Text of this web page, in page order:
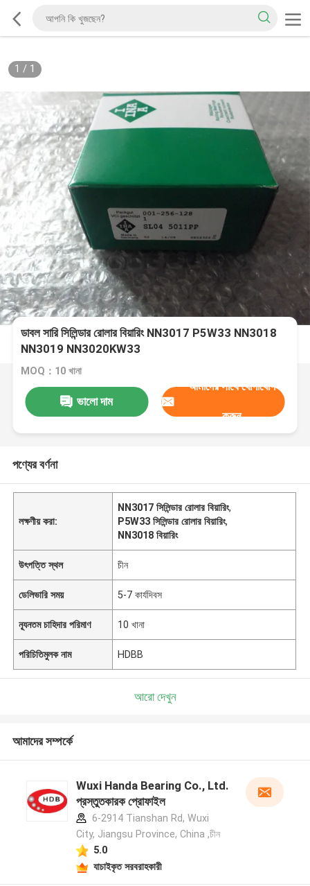
1 / 1
ডাবল সারি সিলিন্ডার রোলার বিয়ারিং NN3017 P5W33 NN3018
NN3019 NN3020KW33
MOQ：10 খানা
ভালো দাম
আমাদের সাথে যোগাযোগ
করুন
পণ্যের বর্ণনা
লক্ষণীয় করা:
NN3017 সিলিন্ডার রোলার বিয়ারিং,
P5W33 সিলিন্ডার রোলার বিয়ারিং,
NN3018 বিয়ারিং
উৎপত্তি স্থল চীন
ডেলিভারি সময় 5-7 কার্যদিবস
ন্যূনতম চাহিদার পরিমাণ 10 খানা
পরিচিতিমুলক নাম HDBB
আরো দেখুন
আমাদের সম্পর্কে
Wuxi Handa Bearing Co., Ltd.
প্রস্তুতকারক প্রোফাইল
6-2914 Tianshan Rd, Wuxi
City, Jiangsu Province, China ,চীন
5.0
যাচাইকৃত সরবরাহকারী